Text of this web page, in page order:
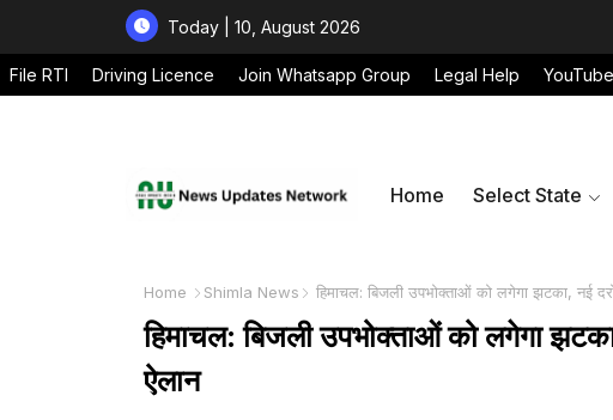
Today | 10, August 2026
File RTI Driving Licence Join Whatsapp Group Legal Help
Home Select State
Home Shimla News हिमाचल: बिजली उपभोक्ताओं को लगेगा झटका, नई
हिमाचल: बिजली उपभोक्ताओं को लगेगा
ऐलान